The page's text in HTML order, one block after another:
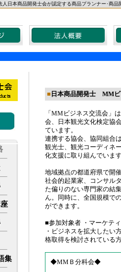
人日本商品開発士会が認定する商品プランナー･商
集
■ 日本商品開発士 MMビ
「MMビジネス交流会」
会、日本観光文化検定協
ています。
連携する協会、協同組合
観光士、観光コーディネ
化支援に取り組んでいま
地域拠点の都道府県で開
社会的起業家、コンサル
た偏りのない専門家の結
ん。同時に、全国規模で
ができます。
■参加対象者 ・マーケテ
・ビジネスを拡大したい
格取得を検討されている
◆MMＢ分科会◆